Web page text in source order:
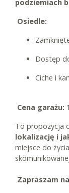
podziemiach
Osiedle:
Dostęp
Ciche i
Cena garażu:
To propozycja
lokalizację i
miejsce do
Zapraszam